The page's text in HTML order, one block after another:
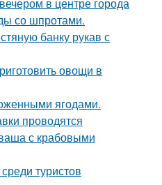
в центре города
со шпротами.
банку рукав с
овощи в
ягодами.
проводятся
с крабовыми
туристов